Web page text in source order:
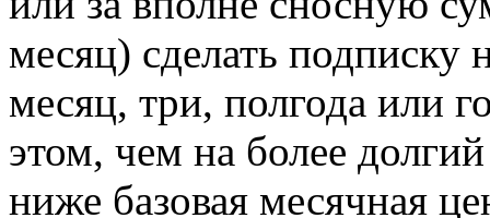
месяц) сделать подписку
месяц, три, полгода или
этом, чем на более
ниже базовая месячная